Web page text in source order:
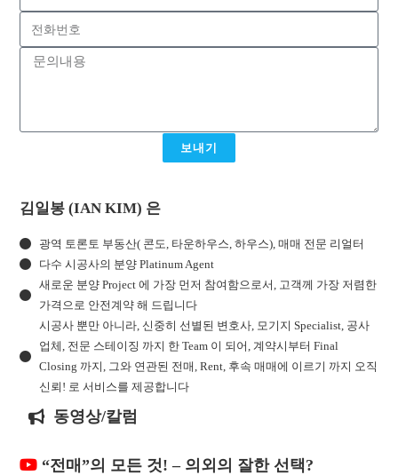
보내기
김일봉 (IAN KIM) 은
광역 토론토 부동산( 콘도, 타운하우스, 하우스), 매매 전문 리얼터
다수 시공사의 분양 Platinum Agent
새로운 분양 Project 에 가장 먼저 참여함으로서, 고객께 가장 저렴한
가격으로 안전계약 해 드립니다
시공사 뿐만 아니라, 신중히 선별된 변호사, 모기지 Specialist, 공사
업체, 전문 스테이징 까지 한 Team 이 되어, 계약시부터 Final
Closing 까지, 그와 연관된 전매, Rent, 후속 매매에 이르기 까지 오직
신뢰! 로 서비스를 제공합니다
동영상/칼럼
“전매”의 모든 것! – 의외의 잘한 선택?